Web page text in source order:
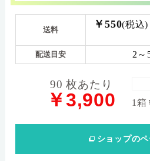
送料 ￥550(税込)
配送目安 2～
90 枚あたり
￥3,900 1箱
ショップの